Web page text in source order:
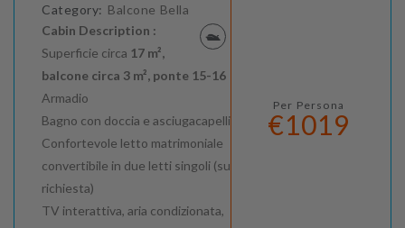
Category: Balcone Bella
Cabin Description :
Superficie circa 17 m²,
balcone circa 3 m², ponte 15-16
Armadio
Bagno con doccia e asciugacapelli
Confortevole letto matrimoniale
convertibile in due letti singoli (su
richiesta)
TV interattiva, aria condizionata,
Per Persona
€1019